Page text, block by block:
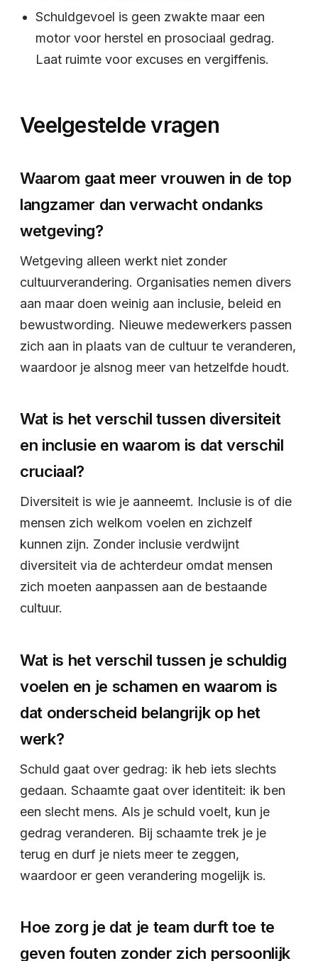
Schuldgevoel is geen zwakte maar een
motor voor herstel en prosociaal gedrag.
Laat ruimte voor excuses en vergiffenis.
Veelgestelde vragen
Waarom gaat meer vrouwen in de top
langzamer dan verwacht ondanks
wetgeving?
Wetgeving alleen werkt niet zonder
cultuurverandering. Organisaties nemen divers
aan maar doen weinig aan inclusie, beleid en
bewustwording. Nieuwe medewerkers passen
zich aan in plaats van de cultuur te veranderen,
waardoor je alsnog meer van hetzelfde houdt.
Wat is het verschil tussen diversiteit
en inclusie en waarom is dat verschil
cruciaal?
Diversiteit is wie je aanneemt. Inclusie is of die
mensen zich welkom voelen en zichzelf
kunnen zijn. Zonder inclusie verdwijnt
diversiteit via de achterdeur omdat mensen
zich moeten aanpassen aan de bestaande
cultuur.
Wat is het verschil tussen je schuldig
voelen en je schamen en waarom is
dat onderscheid belangrijk op het
werk?
Schuld gaat over gedrag: ik heb iets slechts
gedaan. Schaamte gaat over identiteit: ik ben
een slecht mens. Als je schuld voelt, kun je
gedrag veranderen. Bij schaamte trek je je
terug en durf je niets meer te zeggen,
waardoor er geen verandering mogelijk is.
Hoe zorg je dat je team durft toe te
geven fouten zonder zich persoonlijk